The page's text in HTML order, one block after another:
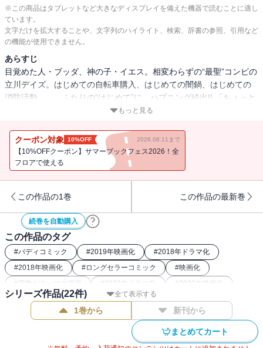
※この商品はタブレットなど大きなディスプレイを備えた機器で読むことに適し
ています。
文字だけを拡大することや、文字列のハイライト、検索、辞書の参照、引用など
の機能が使用できません。
あらすじ
目覚めた人・ブッダ、神の子・イエス。相変わらずの“最聖”コンビの
立川デイズ。はじめての自転車購入、はじめての闇鍋、はじめての
消防活動……。ふたりの“はじめて”に、ハプニング続出!! 「ちょっと
自意識が唯我独尊気味なんです……！」
もっと見る
クーポン対象 10%OFF 2026.08.11まで
【10%OFFクーポン】サマーブックフェス2026！全
フロアで使える
この作品の1巻 この作品の最新巻
続巻を自動購入
この作品のタグ
#バディコミック #2019年映画化 #2018年ドラマ化
#2018年映画化 #ロングセラーコミック #映画化
#宗教がテーマの漫画 #2020年ドラマ化 #2020年映画化
#2019年ドラマ化 #2024年映画化
全て表示する
シリーズ作品(22件)
1巻から 新刊から
まとめてカート